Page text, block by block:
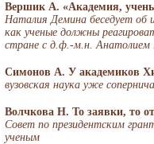
Вершик А. «Академия,
Наталия Демина беседует об
как ученые должны
стране с д.ф.-м.н. Анатолием
Симонов А. У академиков
вузовская наука уже
Волчкова Н. То заявки, то
Совет по президентским
ученым